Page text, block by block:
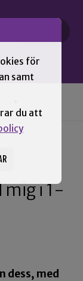
för
samt
du att
mig i 1-
dess, med